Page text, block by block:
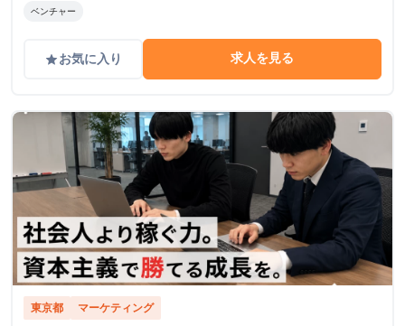
ベンチャー
gradeお気に入り 求人を見る
東京都 マーケティング